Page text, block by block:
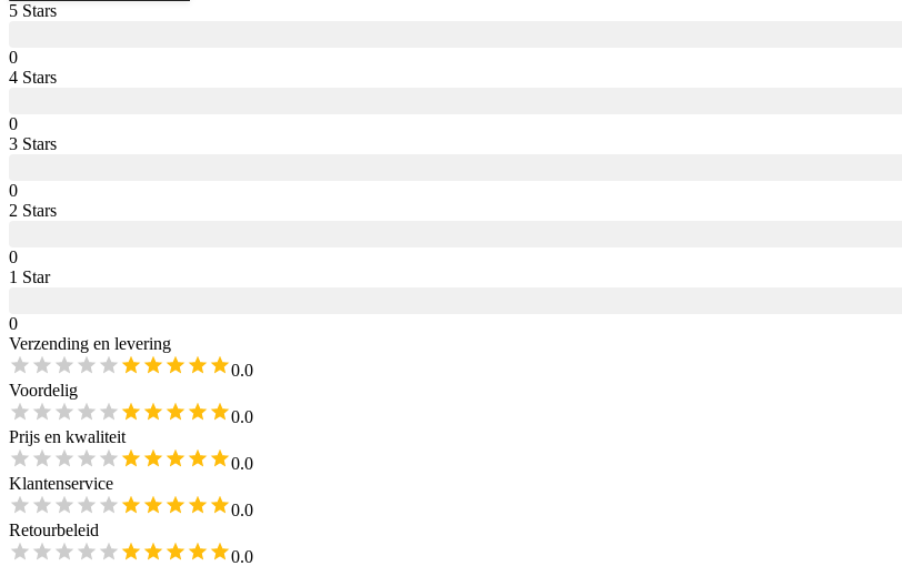
5 Stars
0
4 Stars
0
3 Stars
0
2 Stars
0
1 Star
0
Verzending en levering
0.0
Voordelig
0.0
Prijs en kwaliteit
0.0
Klantenservice
0.0
Retourbeleid
0.0